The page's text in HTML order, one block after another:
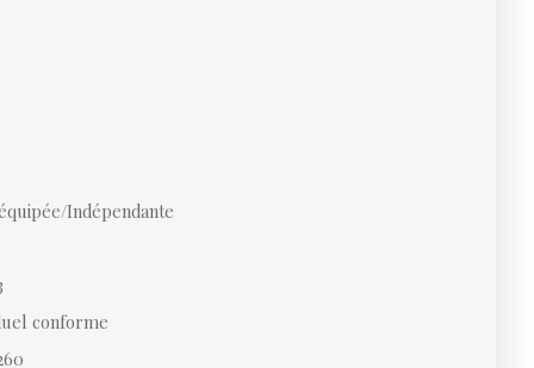
Indépendante
conforme